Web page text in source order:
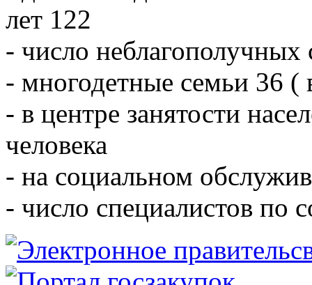
лет 122
- число
- многодетные семьи 36 (
- в центре занятости
человека
- на социальном
- число специалистов по